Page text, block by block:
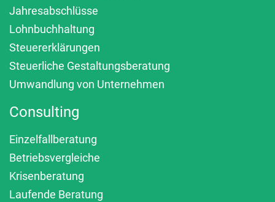
Jahresabschlüsse
Lohnbuchhaltung
Steuererklärungen
Steuerliche Gestaltungsberatung
Umwandlung von Unternehmen
Consulting
Einzelfallberatung
Betriebsvergleiche
Krisenberatung
Laufende Beratung